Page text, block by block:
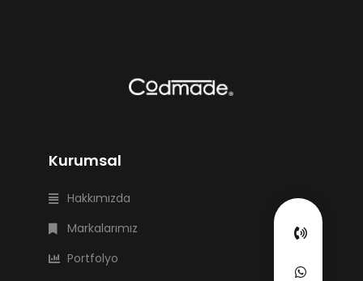
Kurumsal
Hakkımızda
Markalarımız
Portfolyo